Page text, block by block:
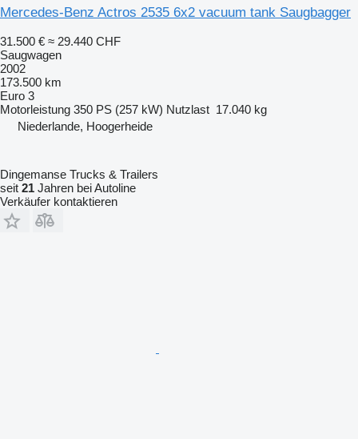
Mercedes-Benz Actros 2535 6x2 vacuum tank Saugbagger
31.500 € ≈ 29.440 CHF
Saugwagen
2002
173.500 km
Euro 3
Motorleistung 350 PS (257 kW) Nutzlast 17.040 kg
Niederlande, Hoogerheide
Dingemanse Trucks & Trailers
seit 21 Jahren bei Autoline
Verkäufer kontaktieren